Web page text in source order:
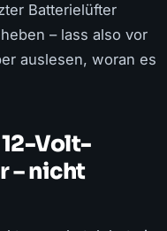
Batterielüfter
– lass also vor
auslesen, woran es
Volt-
– nicht